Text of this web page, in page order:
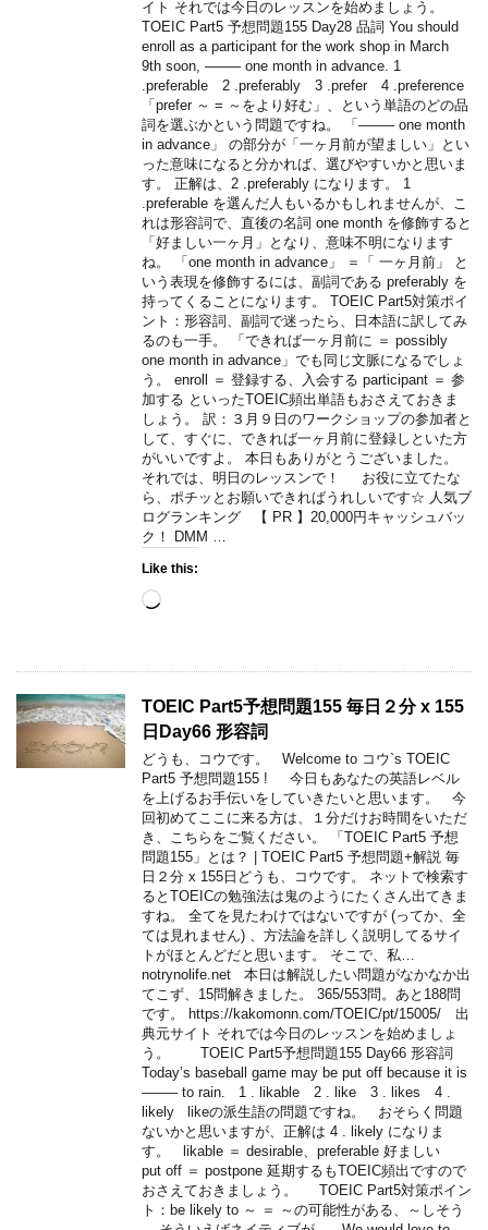
イト それでは今日のレッスンを始めましょう。
TOEIC Part5 予想問題155 Day28 品詞 You should
enroll as a participant for the work shop in March
9th soon, ——– one month in advance. 1
.preferable 2 .preferably 3 .prefer 4 .preference
「prefer ～ = ～をより好む」、という単語のどの品
詞を選ぶかという問題ですね。 「——– one month
in advance」 の部分が「一ヶ月前が望ましい」とい
った意味になると分かれば、選びやすいかと思いま
す。 正解は、2 .preferably になります。 1
.preferable を選んだ人もいるかもしれませんが、こ
れは形容詞で、直後の名詞 one month を修飾すると
「好ましい一ヶ月」となり、意味不明になります
ね。 「one month in advance」 ＝「 一ヶ月前」 と
いう表現を修飾するには、副詞である preferably を
持ってくることになります。 TOEIC Part5対策ポイ
ント：形容詞、副詞で迷ったら、日本語に訳してみ
るのも一手。 「できれば一ヶ月前に ＝ possibly
one month in advance」でも同じ文脈になるでしょ
う。 enroll ＝ 登録する、入会する participant ＝ 参
加する といったTOEIC頻出単語もおさえておきま
しょう。 訳：３月９日のワークショップの参加者と
して、すぐに、できれば一ヶ月前に登録しといた方
がいいですよ。 本日もありがとうございました。
それでは、明日のレッスンで！ お役に立てたな
ら、ポチッとお願いできればうれしいです☆ 人気ブ
ログランキング 【 PR 】20,000円キャッシュバッ
ク！ DMM …
Like this:
Loading…
TOEIC Part5予想問題155 毎日２分 x 155
日Day66 形容詞
どうも、コウです。 Welcome to コウ`s TOEIC
Part5 予想問題155 ! 今日もあなたの英語レベル
を上げるお手伝いをしていきたいと思います。 今
回初めてここに来る方は、１分だけお時間をいただ
き、こちらをご覧ください。 「TOEIC Part5 予想
問題155」とは？ | TOEIC Part5 予想問題+解説 毎
日２分 x 155日どうも、コウです。 ネットで検索す
るとTOEICの勉強法は鬼のようにたくさん出てきま
すね。 全てを見たわけではないですが (ってか、全
ては見れません) 、方法論を詳しく説明してるサイ
トがほとんどだと思います。 そこで、私…
notrynolife.net 本日は解説したい問題がなかなか出
てこず、15問解きました。 365/553問。あと188問
です。 https://kakomonn.com/TOEIC/pt/15005/ 出
典元サイト それでは今日のレッスンを始めましょ
う。 TOEIC Part5予想問題155 Day66 形容詞
Today’s baseball game may be put off because it is
——– to rain. 1 . likable 2 . like 3 . likes 4 .
likely likeの派生語の問題ですね。 おそらく問題
ないかと思いますが、正解は 4 . likely になりま
す。 likable ＝ desirable、preferable 好ましい
put off ＝ postpone 延期するもTOEIC頻出ですので
おさえておきましょう。 TOEIC Part5対策ポイン
ト：be likely to ～ ＝ ～の可能性がある、～しそう